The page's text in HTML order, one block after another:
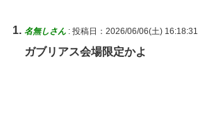
名無しさん : 投稿日：2026/06/06(土) 16:18:31
ガブリアス会場限定かよ